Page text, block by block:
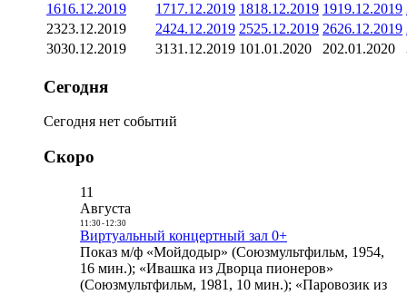
1616.12.2019 1717.12.2019 1818.12.2019 1919.12.2019
2323.12.2019 2424.12.2019 2525.12.2019 2626.12.2019
3030.12.2019 3131.12.2019 101.01.2020 202.01.2020
Сегодня
Сегодня нет событий
Скоро
11
Августа
11:30- 12:30
Виртуальный концертный зал 0+
Показ м/ф «Мойдодыр» (Союзмультфильм, 1954,
16 мин.); «Ивашка из Дворца пионеров»
(Союзмультфильм, 1981, 10 мин.); «Паровозик из